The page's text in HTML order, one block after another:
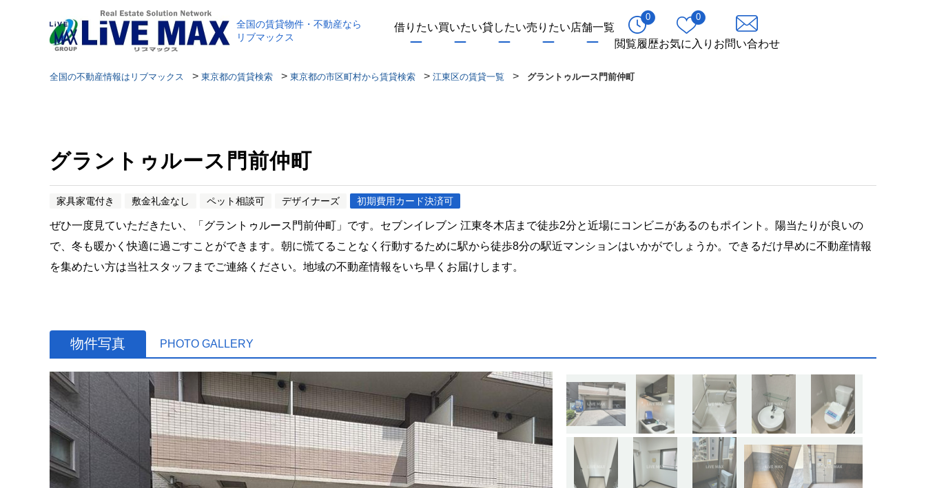
全国の賃貸物件・不動産なら
リブマックス
借りたい買いたい貸したい売りたい店舗一覧
0
閲覧履歴
0
お気に入り お問い合わせ
全国の不動産情報はリブマックス > 東京都の賃貸検索 > 東京都の市区町村から賃貸検索 > 江東区の賃貸一覧 > グラントゥルース門前仲町
グラントゥルース門前仲町
家具家電付き 敷金礼金なし ペット相談可 デザイナーズ 初期費用カード決済可
ぜひ一度見ていただきたい、「グラントゥルース門前仲町」です。セブンイレブン 江東冬木店まで徒歩2分と近場にコンビニがあるのもポイント。陽当たりが良いの
で、冬も暖かく快適に過ごすことができます。朝に慌てることなく行動するために駅から徒歩8分の駅近マンションはいかがでしょうか。できるだけ早めに不動産情報
を集めたい方は当社スタッフまでご連絡ください。地域の不動産情報をいち早くお届けします。
物件写真 PHOTO GALLERY